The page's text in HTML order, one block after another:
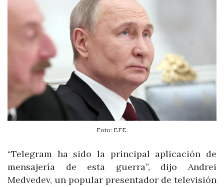
Foto: EFE.
“Telegram ha sido la principal aplicación de
mensajería de esta guerra”, dijo Andrei
Medvedev, un popular presentador de televisión